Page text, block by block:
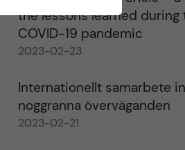
the lessons learned during
COVID-19 pandemic
2023-02-23
Internationellt samarbete
noggranna överväganden
2023-02-21